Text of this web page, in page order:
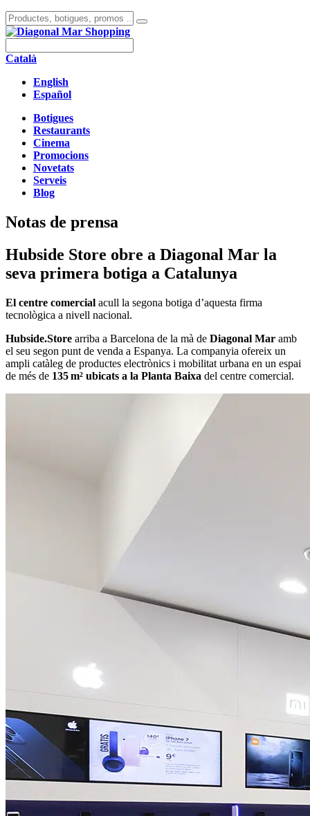
Català
English
Español
Botigues
Restaurants
Cinema
Promocions
Novetats
Serveis
Blog
Notas de prensa
Hubside Store obre a Diagonal Mar la
seva primera botiga a Catalunya
El centre comercial acull la segona botiga d’aquesta firma
tecnològica a nivell nacional.
Hubside.Store arriba a Barcelona de la mà de Diagonal Mar amb
el seu segon punt de venda a Espanya. La companyia ofereix un
ampli catàleg de productes electrònics i mobilitat urbana en un espai
de més de 135m² ubicats a la Planta Baixa del centre comercial.